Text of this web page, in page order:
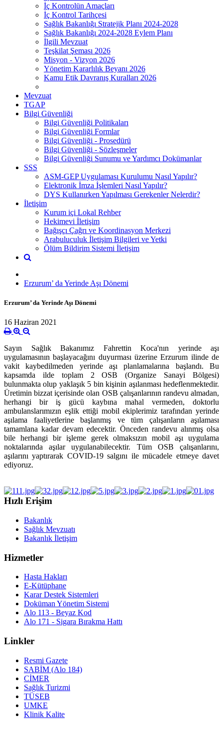
İç Kontrolün Amaçları
İç Kontrol Tarihçesi
Sağlık Bakanlığı Stratejik Planı 2024-2028
Sağlık Bakanlığı 2024-2028 Eylem Planı
İlgili Mevzuat
Teşkilat Şeması 2026
Misyon - Vizyon 2026
Yönetim Kararlılık Beyanı 2026
Kamu Etik Davranış Kuralları 2026
Mevzuat
TGAP
Bilgi Güvenliği
Bilgi Güvenliği Politikaları
Bilgi Güvenliği Formlar
Bilgi Güvenliği - Prosedürü
Bilgi Güvenliği - Sözleşmeler
Bilgi Güvenliği Sunumu ve Yardımcı Dokümanlar
SSS
ASM-GEP Uygulaması Kurulumu Nasıl Yapılır?
Elektronik İmza İşlemleri Nasıl Yapılır?
DYS Kullanırken Yapılması Gerekenler Nelerdir?
İletişim
Kurum içi Lokal Rehber
Hekimevi İletişim
Bağışçı Çağrı ve Koordinasyon Merkezi
Arabuluculuk İletişim Bilgileri ve Yetki
Ölüm Bildirim Sistemi İletişim
Erzurum’ da Yerinde Aşı Dönemi
Erzurum’ da Yerinde Aşı Dönemi
16 Haziran 2021
Sayın Sağlık Bakanımız Fahrettin Koca'nın yerinde aşı
uygulamasının başlayacağını duyurması üzerine Erzurum ilinde de
vakit kaybedilmeden yerinde aşı planlamalarına başlandı. Bu
kapsamda ilde toplam 2 OSB (Organize Sanayi Bölgesi)
bulunmakta olup yaklaşık 5 bin kişinin aşılanması hedeflenmektedir.
Üretimin bizzat içerisinde olan OSB çalışanlarının randevu almadan,
herhangi bir iş gücü kaybına mahal vermeden, doktorlu
ambulanslarımızın eşlik ettiği mobil ekiplerimiz tarafından yerinde
aşılama faaliyetlerine başlanmış ve tüm çalışanların aşılaması
tamamlana kadar devam edecektir. Önceden randevu alınmış olsa
bile herhangi bir işleme gerek olmaksızın mobil aşı uygulama
noktalarında aşılar uygulanabilecektir. Tüm OSB çalışanlarını,
aşılarını yaptırarak COVID-19 salgını ile mücadele etmeye davet
ediyoruz.
Hızlı Erişim
Bakanlık
Sağlık Mevzuatı
Bakanlık İletişim
Hizmetler
Hasta Hakları
E-Kütüphane
Karar Destek Sistemleri
Doküman Yönetim Sistemi
Alo 113 - Beyaz Kod
Alo 171 - Sigara Bırakma Hattı
Linkler
Resmi Gazete
SABİM (Alo 184)
CİMER
Sağlık Turizmi
TÜSEB
UMKE
Klinik Kalite